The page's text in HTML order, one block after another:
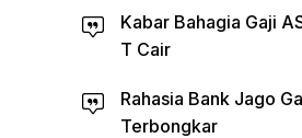
Kabar Bahagia Gaji
T Cair
Rahasia Bank Jago
Terbongkar